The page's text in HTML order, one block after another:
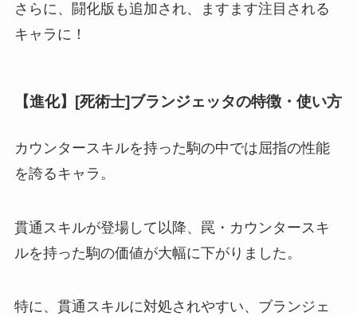
さらに、闘化版も追加され、ますます注目される
キャラに！
【進化】[死術士]ブランジェッタの特徴・使い方
カウンタースキルを持った駒の中では屈指の性能
を誇るキャラ。
貫通スキルが登場して以降、罠・カウンタースキ
ルを持った駒の価値が大幅に下がりました。
特に、貫通スキルに対処されやすい、ブランジェ